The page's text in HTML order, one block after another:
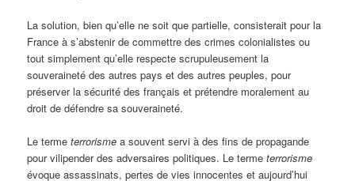
La solution, bien qu’elle ne soit que partielle, consisterait pour la
France à s’abstenir de commettre des crimes colonialistes ou
tout simplement qu’elle respecte scrupuleusement la
souveraineté des autres pays et des autres peuples, pour
préserver la sécurité des français et prétendre moralement au
droit de défendre sa souveraineté.
Le termeterrorisme a souvent servi à des fins de propagande
pour vilipender des adversaires politiques. Le terme terrorisme
évoque assassinats, pertes de vies innocentes et aujourd’hui